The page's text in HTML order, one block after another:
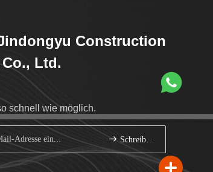
Construction
Ltd.
schnell wie möglich.
Schreiben Sie sich an.